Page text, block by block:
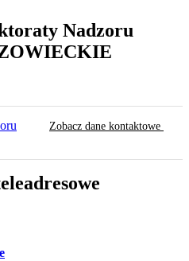
Nadzoru
Zobacz dane kontaktowe
się w nowej karcie
otwiera się w nowej karcie